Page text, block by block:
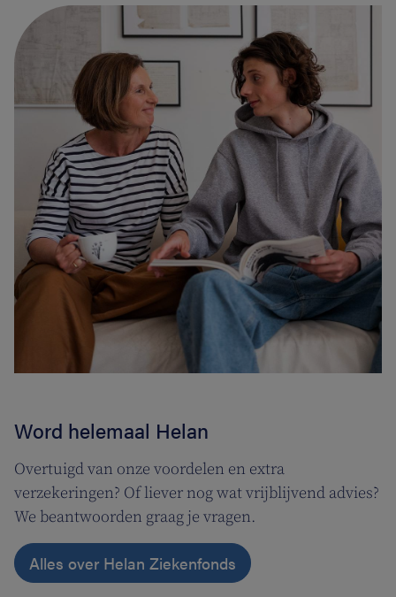
Word helemaal Helan
Overtuigd van onze voordelen en extra
verzekeringen? Of liever nog wat vrijblijvend advies?
We beantwoorden graag je vragen.
Alles over Helan Ziekenfonds